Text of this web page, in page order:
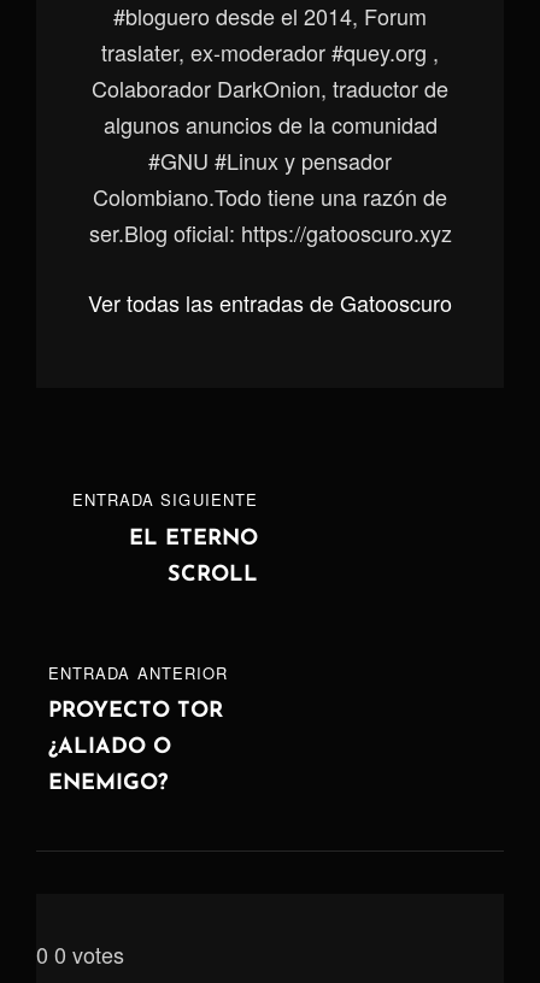
#bloguero desde el 2014, Forum
traslater, ex-moderador #quey.org ,
Colaborador DarkOnion, traductor de
algunos anuncios de la comunidad
#GNU #Linux y pensador
Colombiano.Todo tiene una razón de
ser.Blog oficial: https://gatooscuro.xyz
Ver todas las entradas de Gatooscuro
Navegación
entradas
ENTRADA
ANTERIOR
ENTRADA ANTERIOR
PROYECTO TOR
¿ALIADO O
ENEMIGO?
ENTRADA
SIGUIENTE
ENTRADA SIGUIENTE
EL ETERNO
SCROLL
0 0 votes